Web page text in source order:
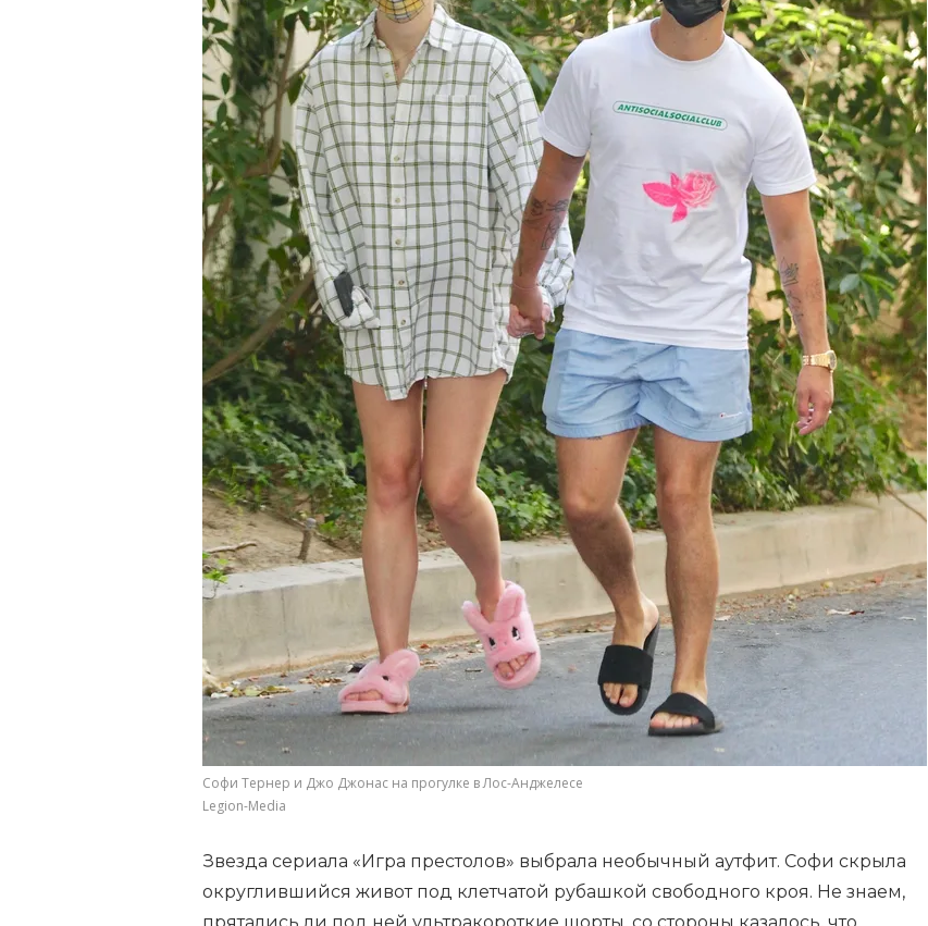
Софи Тернер и Джо Джонас на прогулке в Лос-Анджелесе
Legion-Media
Звезда сериала «Игра престолов» выбрала необычный аутфит. Софи скрыла
округлившийся живот под клетчатой рубашкой свободного кроя. Не знаем,